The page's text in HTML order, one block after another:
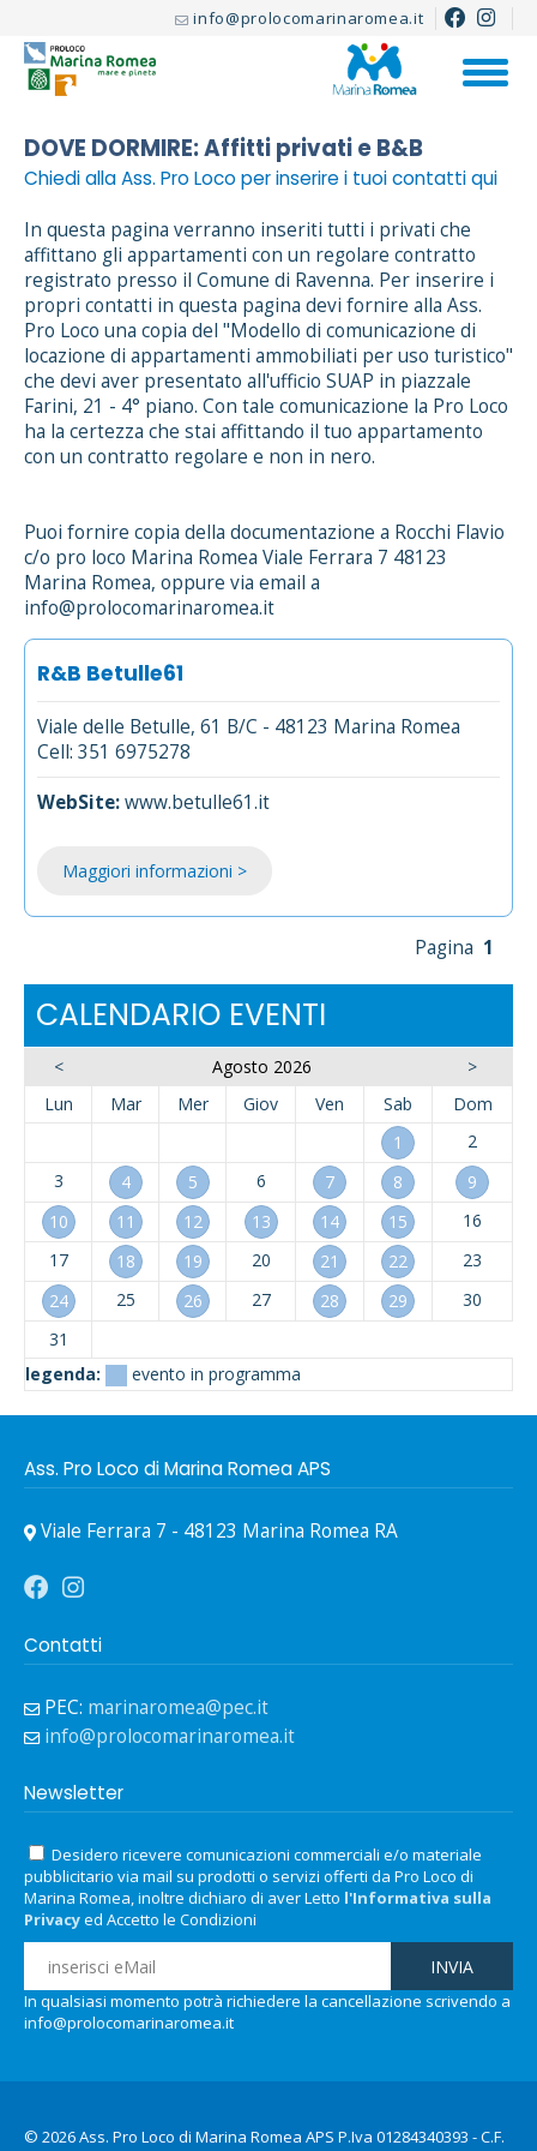
info@prolocomarinaromea.it
DOVE DORMIRE: Affitti privati e B&B
Chiedi alla Ass. Pro Loco per inserire i tuoi contatti qui
In questa pagina verranno inseriti tutti i privati che
affittano gli appartamenti con un regolare contratto
registrato presso il Comune di Ravenna. Per inserire i
propri contatti in questa pagina devi fornire alla Ass.
Pro Loco una copia del "Modello di comunicazione di
locazione di appartamenti ammobiliati per uso turistico"
che devi aver presentato all'ufficio SUAP in piazzale
Farini, 21 - 4° piano. Con tale comunicazione la Pro Loco
ha la certezza che stai affittando il tuo appartamento
con un contratto regolare e non in nero.
Puoi fornire copia della documentazione a Rocchi Flavio
c/o pro loco Marina Romea Viale Ferrara 7 48123
Marina Romea, oppure via email a
info@prolocomarinaromea.it
R&B Betulle61
Viale delle Betulle, 61 B/C - 48123 Marina Romea
Cell: 351 6975278
WebSite:www.betulle61.it
Maggiori informazioni >
Pagina 1
CALENDARIO EVENTI
< Agosto 2026
>
Lun
Mar Mer Giov Ven Sab
Dom
1
2
3
4 5 6 7 8
9
10
11 12 13 14 15
16
17
18 19 20 21 22
23
24
25 26 27 28 29
30
31
legenda:
evento in programma
Ass. Pro Loco di Marina Romea APS
Viale Ferrara 7 - 48123 Marina Romea RA
Contatti
PEC: marinaromea@pec.it
info@prolocomarinaromea.it
Newsletter
Desidero ricevere comunicazioni commerciali e/o materiale
pubblicitario via mail su prodotti o servizi offerti da Pro Loco di
Marina Romea, inoltre dichiaro di aver Letto l'Informativa sulla
Privacyed Accetto le Condizioni
In qualsiasi momento potrà richiedere la cancellazione scrivendo a
info@prolocomarinaromea.it
© 2026 Ass. Pro Loco di Marina Romea APS P.Iva 01284340393 - C.F.